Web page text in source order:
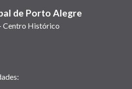
de Porto Alegre
Centro Histórico